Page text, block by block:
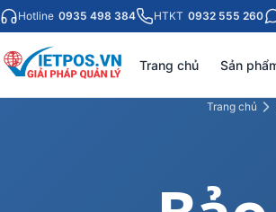
Hotline 0935 498 384 HTKT 0932 555 260
Trang chủ Sản
Trang chủ